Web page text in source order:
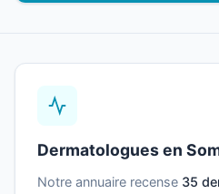
Dermatologues en
Notre annuaire recense 35